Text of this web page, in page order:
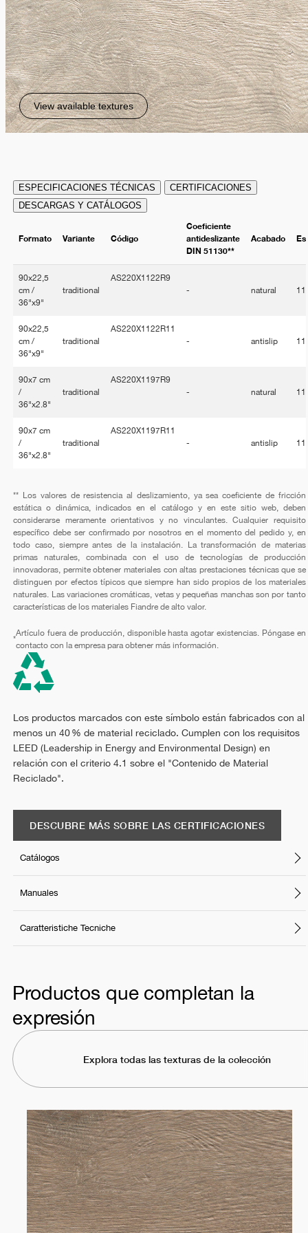
View available textures
ESPECIFICACIONES TÉCNICAS
CERTIFICACIONES
DESCARGAS Y CATÁLOGOS
Formato Variante Código
Coeficiente
antideslizante
DIN 51130**
Acabado
90x22,5
cm /
36"x9"
traditional
AS220X1122R9
-
natural 11
90x22,5
cm /
36"x9"
traditional
AS220X1122R11
-
antislip 11
90x7 cm
/
36"x2.8"
traditional
AS220X1197R9
-
natural 11
90x7 cm
/
36"x2.8"
traditional
AS220X1197R11
-
antislip 11
** Los valores de resistencia al deslizamiento, ya sea coeficiente de fricción
estática o dinámica, indicados en el catálogo y en este sitio web, deben
considerarse meramente orientativos y no vinculantes. Cualquier requisito
específico debe ser confirmado por nosotros en el momento del pedido y, en
todo caso, siempre antes de la instalación. La transformación de materias
primas naturales, combinada con el uso de tecnologías de producción
innovadoras, permite obtener materiales con altas prestaciones técnicas que se
distinguen por efectos típicos que siempre han sido propios de los materiales
naturales. Las variaciones cromáticas, vetas y pequeñas manchas son por tanto
características de los materiales Fiandre de alto valor.
*
Artículo fuera de producción, disponible hasta agotar existencias. Póngase en
contacto con la empresa para obtener más información.
Los productos marcados con este símbolo están fabricados con al
menos un 40 % de material reciclado. Cumplen con los requisitos
LEED (Leadership in Energy and Environmental Design) en
relación con el criterio 4.1 sobre el "Contenido de Material
Reciclado".
DESCUBRE MÁS SOBRE LAS CERTIFICACIONES
Catálogos
Manuales
Caratteristiche Tecniche
Productos que completan la
expresión
Explora todas las texturas de la colección